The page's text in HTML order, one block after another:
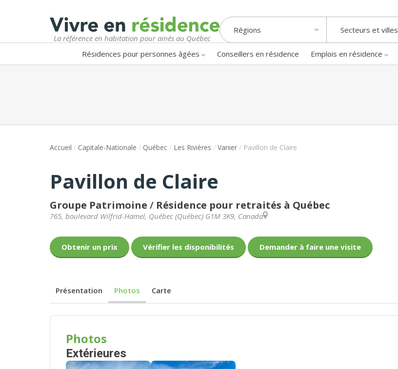
La référence en habitation pour ainés au Québec
Régions Secteurs et villes
Résidences pour personnes âgées Conseillers en résidence Emplois en résidence
Accueil / Capitale-Nationale / Québec / Les Rivières / Vanier / Pavillon de Claire
Pavillon de Claire
Groupe Patrimoine / Résidence pour retraités à Québec
765, boulevard Wilfrid-Hamel, Québec (Québec) G1M 3K9, Canada
Obtenir un prix Vérifier les disponibilités Demander à faire une visite
Présentation Photos Carte
Photos
Extérieures